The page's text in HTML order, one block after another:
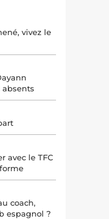
vivez le
absents
avec le TFC
coach,
espagnol ?